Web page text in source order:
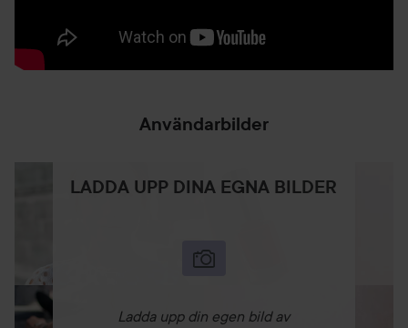
Användarbilder
LADDA UPP DINA EGNA BILDER
Ladda upp din egen bild av